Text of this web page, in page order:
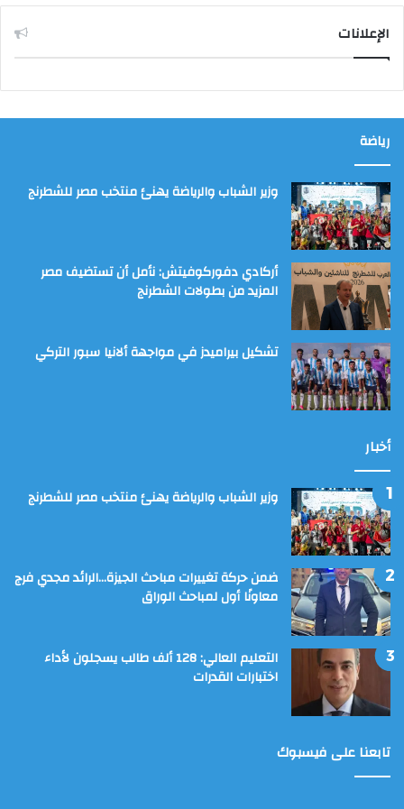
الإعلانات
رياضة
وزير الشباب والرياضة يهنئ منتخب مصر للشطرنج
أركادي دفوركوفيتش: نأمل أن تستضيف مصر
المزيد من بطولات الشطرنج
تشكيل بيراميدز في مواجهة ألانيا سبور التركي
أخبار
وزير الشباب والرياضة يهنئ منتخب مصر للشطرنج
ضمن حركة تغييرات مباحث الجيزة…الرائد مجدي فرج
معاونًا أول لمباحث الوراق
التعليم العالي: 128 ألف طالب يسجلون لأداء
اختبارات القدرات
تابعنا على فيسبوك